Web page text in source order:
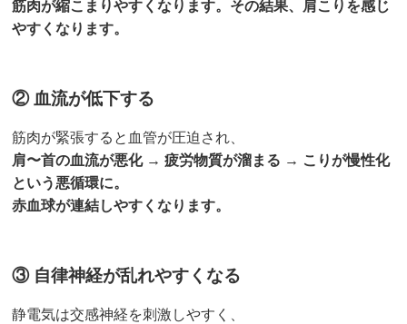
筋肉が縮こまりやすくなります。その結果、肩こりを感じ
やすくなります。
② 血流が低下する
筋肉が緊張すると血管が圧迫され、
肩〜首の血流が悪化 → 疲労物質が溜まる → こりが慢性化
という悪循環に。
赤血球が連結しやすくなります。
③ 自律神経が乱れやすくなる
静電気は交感神経を刺激しやすく、